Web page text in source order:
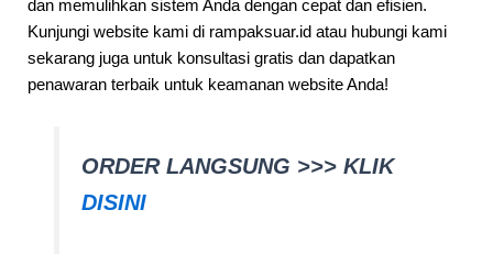
dan memulihkan sistem Anda dengan cepat dan efisien.
Kunjungi website kami di rampaksuar.id atau hubungi kami
sekarang juga untuk konsultasi gratis dan dapatkan
penawaran terbaik untuk keamanan website Anda!
ORDER LANGSUNG >>> KLIK
DISINI